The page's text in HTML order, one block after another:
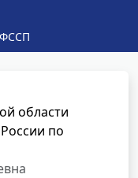
области
по